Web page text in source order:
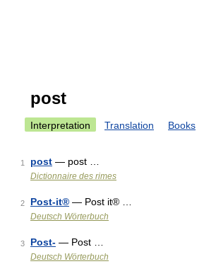
post
Interpretation Translation Books
1 post — post …
Dictionnaire des rimes
2 Post-it® — Post it® …
Deutsch Wörterbuch
3 Post- — Post …
Deutsch Wörterbuch